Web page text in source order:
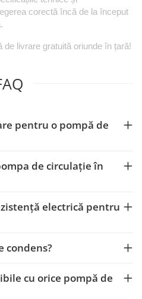
corectă încă de la început
livrare gratuită oriunde în țară!
pentru o pompă de
de circulație în
electrică pentru
condens?
cu orice pompă de